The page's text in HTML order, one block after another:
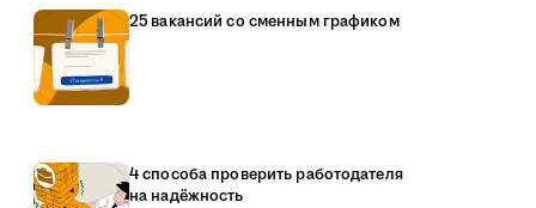
25 вакансий со сменным графиком
4 способа проверить работодателя
на надёжность